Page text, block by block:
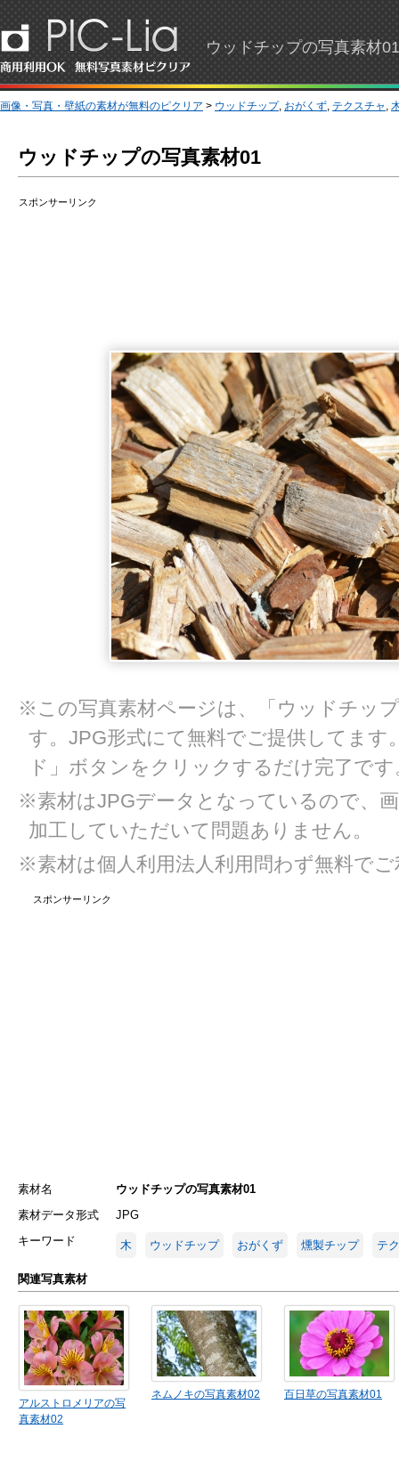
ウッドチップの写真素材
画像・写真・壁紙の素材が無料のピクリア > ウッドチップ, おがくず, テクスチャ ,
ウッドチップの写真素材01
スポンサーリンク
※この写真素材ページは、「ウッドチッ
す。JPG形式にて無料でご提供してます
ド」ボタンをクリックするだけ完了です
※素材はJPGデータとなっているので、
加工していただいて問題ありません。
※素材は個人利用法人利用問わず無料で
スポンサーリンク
素材名
ウッドチップの写真素材01
素材データ形式
JPG
キーワード
木 ウッドチップ おがくず 燻製チップ テ
関連写真素材
アルストロメリアの写
真素材02
ネムノキの写真素材02 百日草の写真素材01